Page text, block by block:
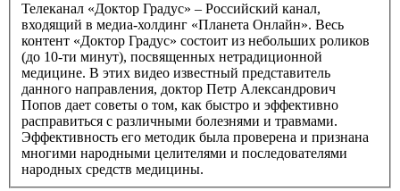
Телеканал «Доктор Градус» – Российский канал,
входящий в медиа-холдинг «Планета Онлайн». Весь
контент «Доктор Градус» состоит из небольших роликов
(до 10-ти минут), посвященных нетрадиционной
медицине. В этих видео известный представитель
данного направления, доктор Петр Александрович
Попов дает советы о том, как быстро и эффективно
расправиться с различными болезнями и травмами.
Эффективность его методик была проверена и признана
многими народными целителями и последователями
народных средств медицины.